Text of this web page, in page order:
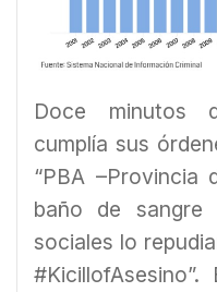
Doce minutos
cumplía sus
“PBA –Provincia
baño de
sociales lo